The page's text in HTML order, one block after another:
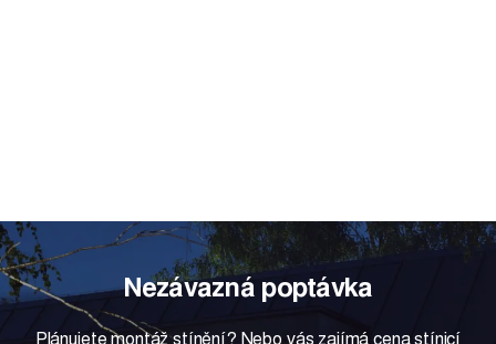
Nezávazná poptávka
Plánujete montáž stínění? Nebo vás zajímá cena stínicí